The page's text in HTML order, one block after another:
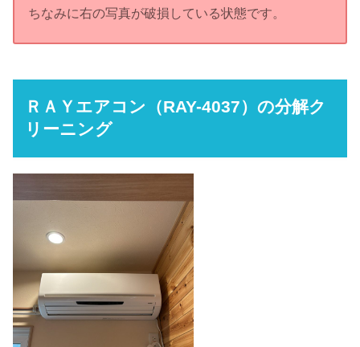
ちなみに右の写真が破損している状態です。
ＲＡＹエアコン（RAY-4037）の分解ク
リーニング